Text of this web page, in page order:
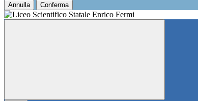
Annulla Conferma